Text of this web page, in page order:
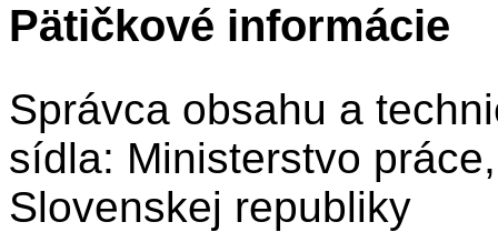
Pätičkové informácie
Správca obsahu a
sídla: Ministerstvo
Slovenskej republiky